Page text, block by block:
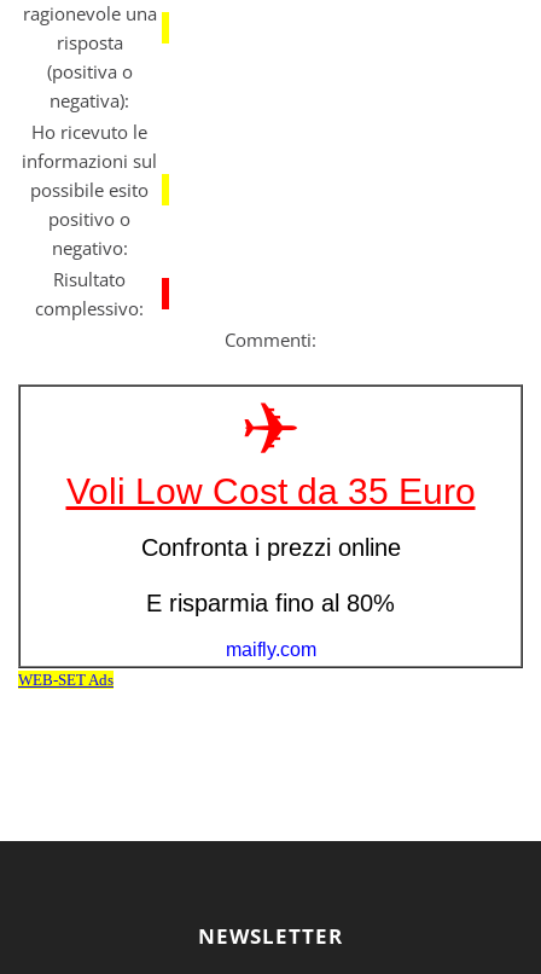
ragionevole una
risposta
(positiva o
negativa):
Ho ricevuto le
informazioni sul
possibile esito
positivo o
negativo:
Risultato
complessivo:
Commenti:
NEWSLETTER